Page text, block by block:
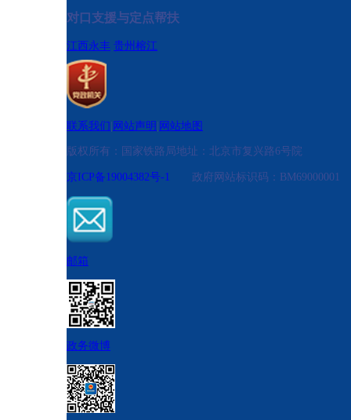
对口支援与定点帮扶
江西永丰 贵州榕江
联系我们 网站声明 网站地图
版权所有：国家铁路局地址：北京市复兴路6号院
京ICP备19004382号-1 政府网站标识码：
邮箱
政务微博